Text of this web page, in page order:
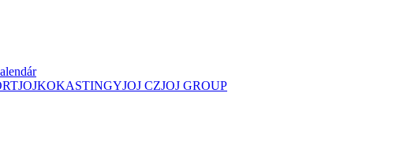
JOJKOKASTINGYJOJ CZJOJ GROUP